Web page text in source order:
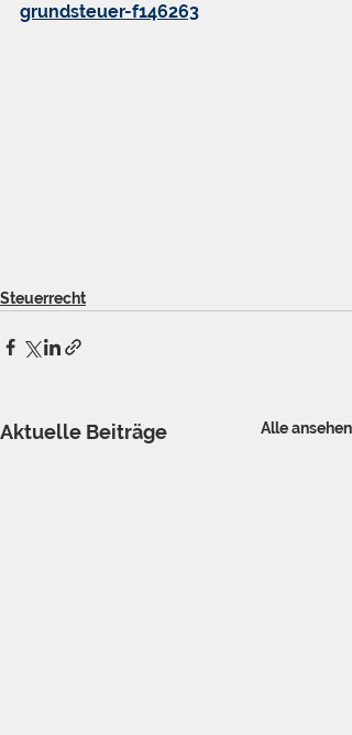
grundsteuer-f146263
Steuerrecht
Aktuelle Beiträge Alle ansehen